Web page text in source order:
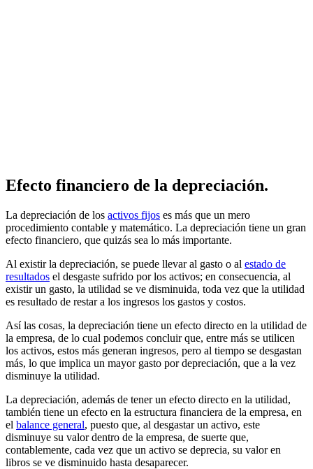
Efecto financiero de la depreciación.
La depreciación de los activos fijos es más que un mero
procedimiento contable y matemático. La depreciación tiene un gran
efecto financiero, que quizás sea lo más importante.
Al existir la depreciación, se puede llevar al gasto o al estado de
resultados el desgaste sufrido por los activos; en consecuencia, al
existir un gasto, la utilidad se ve disminuida, toda vez que la utilidad
es resultado de restar a los ingresos los gastos y costos.
Así las cosas, la depreciación tiene un efecto directo en la utilidad de
la empresa, de lo cual podemos concluir que, entre más se utilicen
los activos, estos más generan ingresos, pero al tiempo se desgastan
más, lo que implica un mayor gasto por depreciación, que a la vez
disminuye la utilidad.
La depreciación, además de tener un efecto directo en la utilidad,
también tiene un efecto en la estructura financiera de la empresa, en
el balance general, puesto que, al desgastar un activo, este
disminuye su valor dentro de la empresa, de suerte que,
contablemente, cada vez que un activo se deprecia, su valor en
libros se ve disminuido hasta desaparecer.